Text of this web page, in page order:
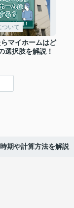
ついて
マイホームはど
選択肢を解説！
期や計算方法を解説